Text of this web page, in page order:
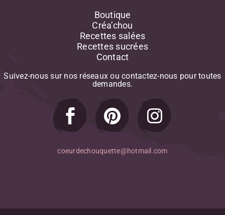
Boutique
Créa’chou
Recettes salées
Recettes sucrées
Contact
Suivez-nous sur nos réseaux ou contactez-nous pour toutes
demandes.
coeurdechouquette@hotmail.com